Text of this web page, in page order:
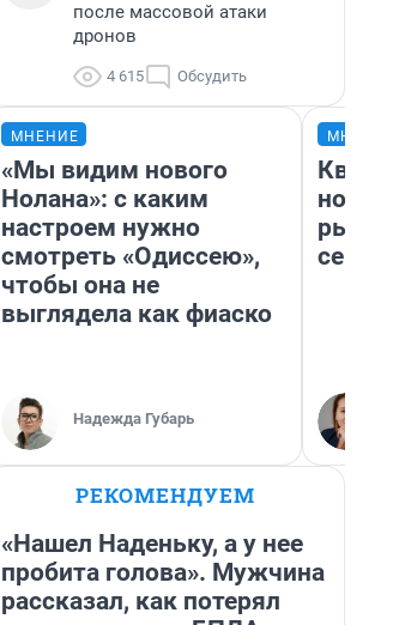
после массовой атаки
дронов
4 615 Обсудить
МНЕНИЕ
«Мы видим нового
Нолана»: с каким
настроем нужно
смотреть «Одиссею»,
чтобы она не
выглядела как фиаско
Надежда Губарь
но
РЕКОМЕНДУЕМ
«Нашел Наденьку, а у нее
пробита голова». Мужчина
рассказал, как потерял